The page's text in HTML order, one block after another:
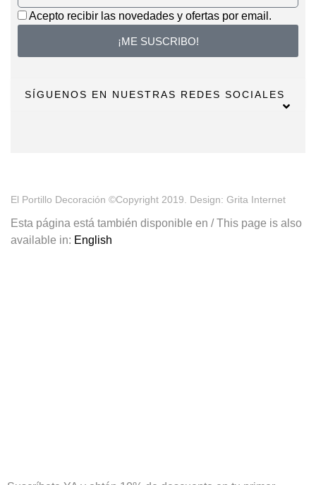
Acepto recibir las novedades y ofertas por email.
¡ME SUSCRIBO!
SÍGUENOS EN NUESTRAS REDES SOCIALES
El Portillo Decoración ©Copyright 2019. Design: Grita Internet
Esta página está también disponible en / This page is also
available in: English